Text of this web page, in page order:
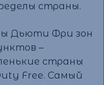
страны.
Дьюти Фри зон
–
страны
Free. Самый